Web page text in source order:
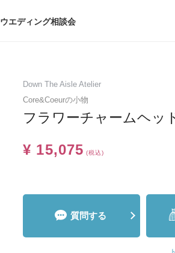
ヘア&メイク
ブライダルエステ
ヘア&メイクショップ一覧
スナ
演出
ウエディング相談会
Down The Aisle Atelier
Core&Coeurの小物
フラワーチャームヘッ
¥ 15,075 (税込)
質問する